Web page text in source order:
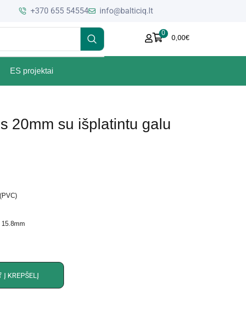
+370 655 54554 info@balticiq.lt
0
0,00€
ES projektai
20mm su išplatintu galu
Į KREPŠELĮ